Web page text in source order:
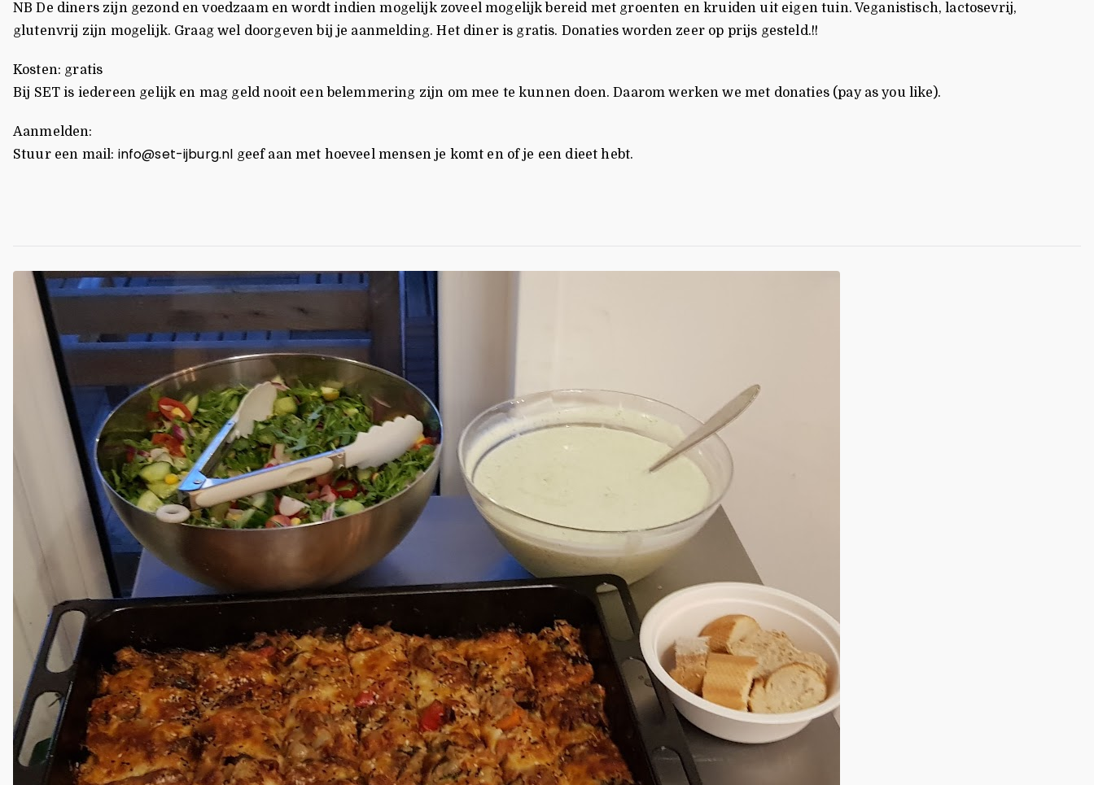
NB De diners zijn gezond en voedzaam en wordt indien mogelijk zoveel mogelijk bereid met groenten en kruiden uit eigen tuin. Veganistisch, lactosevrij,
glutenvrij zijn mogelijk. Graag wel doorgeven bij je aanmelding. Het diner is gratis. Donaties worden zeer op prijs gesteld.!!
Kosten: gratis
Bij SET is iedereen gelijk en mag geld nooit een belemmering zijn om mee te kunnen doen. Daarom werken we met donaties (pay as you like).
Aanmelden:
Stuur een mail: info@set-ijburg.nl geef aan met hoeveel mensen je komt en of je een dieet hebt.